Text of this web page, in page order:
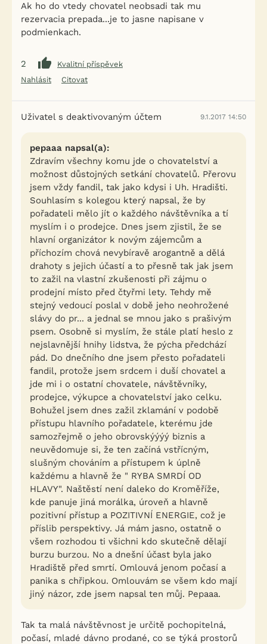
Ak ho do vtedy chovatel neobsadi tak mu
rezervacia prepada...je to jasne napisane v
podmienkach.
2
Kvalitní příspěvek
Nahlásit
Citovat
Uživatel s deaktivovaným účtem 9.1.2017 14:50
pepaaa napsal(a):
Zdravím všechny komu jde o chovatelství a
možnost důstojných setkání chovatelů. Přerovu
jsem vždy fandil, tak jako kdysi i Uh. Hradišti.
Souhlasím s kolegou který napsal, že by
pořadateli mělo jít o každého návštěvníka a tí
myslím i o prodejce. Dnes jsem zjistil, že se
hlavní organizátor k novým zájemcům a
příchozím chová nevybíravě arogantně a dělá
drahoty s jejich účastí a to přesně tak jak jsem
to zažil na vlastní zkušenosti při zájmu o
prodejní místo před čtyřmi lety. Tehdy mě
stejný vedoucí poslal v době jeho neohrožené
slávy do pr... a jednal se mnou jako s prašivým
psem. Osobně si myslím, že stále platí heslo z
nejslavnější hnihy lidstva, že pýcha předchází
pád. Do dnečního dne jsem přesto pořadateli
fandil, protože jsem srdcem i duší chovatel a
jde mi i o ostatní chovatele, návštěvníky,
prodejce, výkupce a chovatelství jako celku.
Bohužel jsem dnes zažil zklamání v podobě
přístupu hlavního pořadatele, kterému jde
samozřejmě o jeho obrovskýýýý biznis a
neuvědomuje si, že ten začíná vstřícným,
slušným chováním a přístupem k úplně
každému a hlavně že " RYBA SMRDÍ OD
HLAVY". Naštěstí není daleko do Kroměříže,
kde panuje jiná morálka, úroveň a hlavně
pozitivní přístup a POZITIVNÍ ENERGIE, což je
příslib perspektivy. Já mám jasno, ostatně o
všem rozhodou ti všichni kdo skutečně dělají
burzu burzou. No a dnešní účast byla jako
Hradiště před smrtí. Omlouvá jenom počasí a
panika s chřipkou. Omlouvám se všem kdo mají
jiný názor, zde jsem napsal ten můj. Pepaaa.
Tak ta malá návštěvnost je určitě pochopitelná,
počasí, mladé dávno prodané, co se týká prostorů